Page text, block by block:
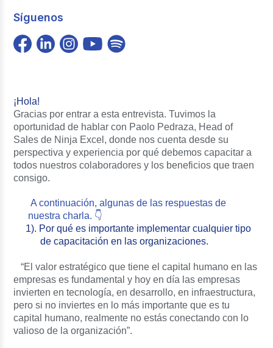
Síguenos
¡Hola!
Gracias por entrar a esta entrevista. Tuvimos la
oportunidad de hablar con Paolo Pedraza, Head of
Sales de Ninja Excel, donde nos cuenta desde su
perspectiva y experiencia por qué debemos capacitar a
todos nuestros colaboradores y los beneficios que traen
consigo.
A continuación, algunas de las respuestas de
nuestra charla. 👇
1). Por qué es importante implementar cualquier tipo
de capacitación en las organizaciones.
“El valor estratégico que tiene el capital humano en las
empresas es fundamental y hoy en día las empresas
invierten en tecnología, en desarrollo, en infraestructura,
pero si no inviertes en lo más importante que es tu
capital humano, realmente no estás conectando con lo
valioso de la organización”.